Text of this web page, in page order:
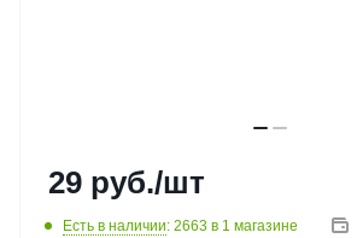
29 руб./шт
Есть в наличии: 2663 в 1 магазине